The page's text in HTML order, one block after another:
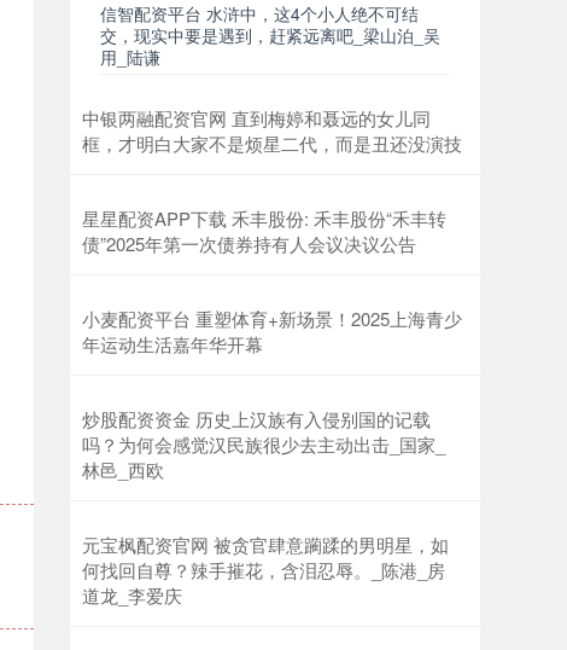
信智配资平台 水浒中，这4个小人绝不可结
交，现实中要是遇到，赶紧远离吧_梁山泊_吴
用_陆谦
中银两融配资官网 直到梅婷和聂远的女儿同
框，才明白大家不是烦星二代，而是丑还没演技
星星配资APP下载 禾丰股份: 禾丰股份“禾丰转
债”2025年第一次债券持有人会议决议公告
小麦配资平台 重塑体育+新场景！2025上海青少
年运动生活嘉年华开幕
炒股配资资金 历史上汉族有入侵别国的记载
吗？为何会感觉汉民族很少去主动出击_国家_
林邑_西欧
元宝枫配资官网 被贪官肆意躏蹂的男明星，如
何找回自尊？辣手摧花，含泪忍辱。_陈港_房
道龙_李爱庆